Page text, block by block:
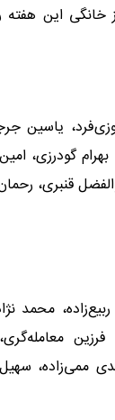
۳ امتیاز خانگی
یاسین
گودرزی،
قنبری،
محمد
ممی‌زاده، سهیل